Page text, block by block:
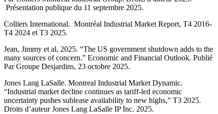
Présentation publique du 11 septembre 2025.
Colliers International. Montréal Industrial Market Report, T4 2016-
T4 2024 et T3 2025.
Jean, Jimmy et al, 2025. “The US government shutdown adds to the
many sources of concern.” Economic and Financial Outlook. Publié
Par Groupe Desjardins, 23 octobre 2025.
Jones Lang LaSalle. Montreal Industrial Market Dynamic.
“Industrial market decline continues as tariff-led economic
uncertainty pushes sublease availability to new highs,” T3 2025.
Droits d’auteur Jones Lang LaSalle IP Inc. 2025.